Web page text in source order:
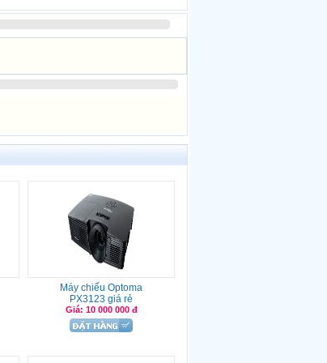
Máy chiếu Optoma
PX3123 giá rẻ
Giá: 10 000 000 đ